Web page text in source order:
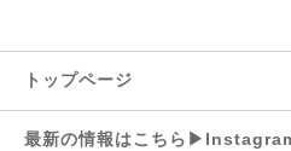
トップページ
最新の情報はこちら